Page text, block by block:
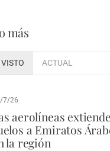
más
VISTO ACTUAL
7/26
aerolíneas
a Emiratos
la región